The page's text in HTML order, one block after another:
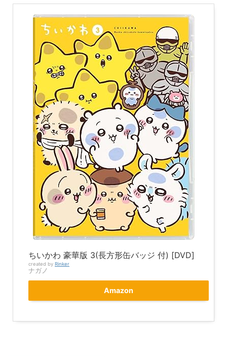
ちいかわ 豪華版 3(長方形缶バッジ 付) [DVD]
created by Rinker
ナガノ
Amazon